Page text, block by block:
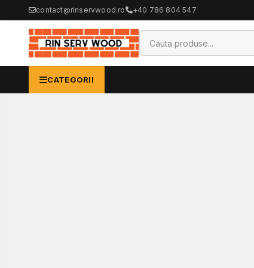
contact@rinservwood.ro +40 786 804 547
CATEGORII